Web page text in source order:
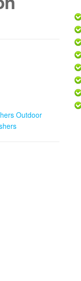
Outdoor